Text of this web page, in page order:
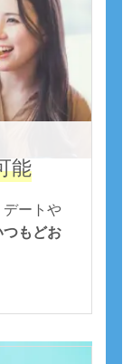
能
デートや
つもどお